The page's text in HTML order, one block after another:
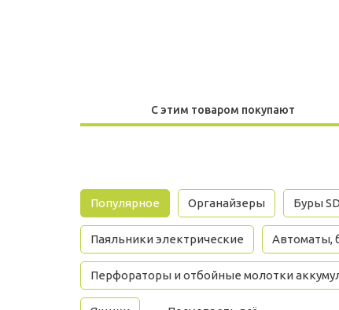
С этим товаром покупают
Популярное Органайзеры Буры
Паяльники электрические Автоматы,
Перфораторы и отбойные молотки